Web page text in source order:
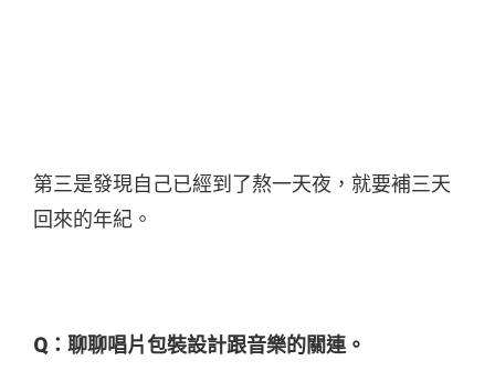
第三是發現自己已經到了熬一天夜，就要補三天
回來的年紀。
Q：聊聊唱片包裝設計跟音樂的關連。